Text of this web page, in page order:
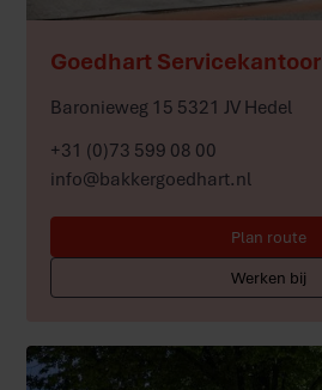
Goedhart Servicekantoor
Baronieweg 15 5321 JV Hedel
+31 (0)73 599 08 00
info@bakkergoedhart.nl
Plan route
Werken bij